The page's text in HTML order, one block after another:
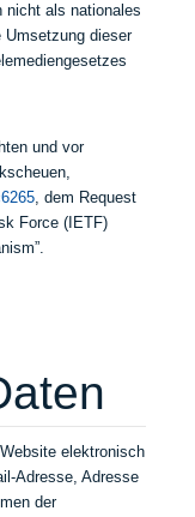
nicht als nationales
dieser
und vor
, dem Request
Force (IETF)
elektronisch
Adresse, Adresse
der